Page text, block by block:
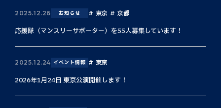
2025.12.26 お知らせ 東京 京都
応援隊（マンスリーサポーター）を55人募集しています！
2025.12.24 イベント情報 東京
2026年1月24日 東京公演開催します！